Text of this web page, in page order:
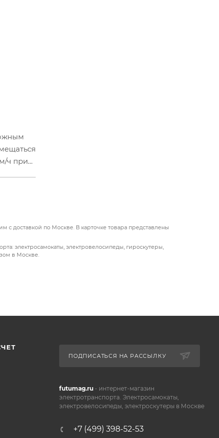
ч при
с доставкой по Москве. В карточке товара представлены
электросамокаты, электровелосипеды, гироскутеры,
в Москве.
ПОДПИСАТЬСЯ НА РАССЫЛКУ
futumag.ru- интернет-магазин
электротранспорта. Электросамокаты,
электровелосипеды, электроскутеры в Москве
+7 (499) 398-52-53